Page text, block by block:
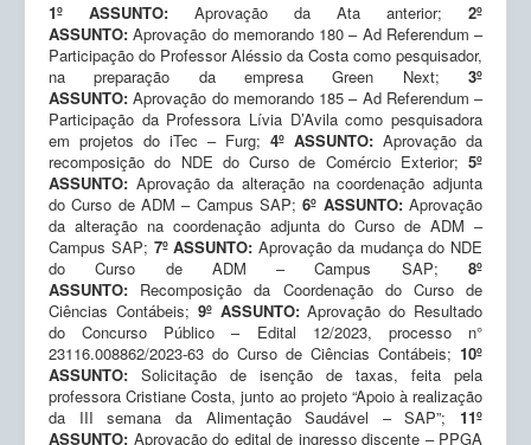
1º ASSUNTO: Aprovação da Ata anterior; 2º
ASSUNTO:Aprovação do memorando 180 – Ad Referendum –
Participação do Professor Aléssio da Costa como pesquisador,
na preparação da empresa Green Next; 3º
ASSUNTO:Aprovação do memorando 185 – Ad Referendum –
Participação da Professora Lívia D’Avila como pesquisadora
em projetos do iTec – Furg; 4º ASSUNTO: Aprovação da
recomposição do NDE do Curso de Comércio Exterior; 5º
ASSUNTO: Aprovação da alteração na coordenação adjunta
do Curso de ADM – Campus SAP;6º ASSUNTO:Aprovação
da alteração na coordenação adjunta do Curso de ADM –
Campus SAP; 7º ASSUNTO: Aprovação da mudança do NDE
do Curso de ADM – Campus SAP; 8º
ASSUNTO: Recomposição da Coordenação do Curso de
Ciências Contábeis; 9º ASSUNTO:Aprovação do Resultado
do Concurso Público – Edital 12/2023, processo n°
23116.008862/2023-63 do Curso de Ciências Contábeis; 10º
ASSUNTO: Solicitação de isenção de taxas, feita pela
professora Cristiane Costa, junto ao projeto “Apoio à realização
da III semana da Alimentação Saudável – SAP”; 11º
ASSUNTO: Aprovação do edital de ingresso discente – PPGA